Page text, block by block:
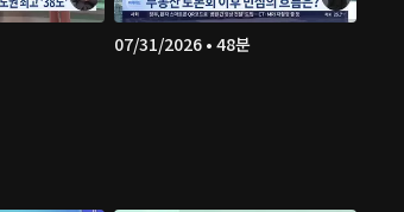
07/31/2026 • 48분